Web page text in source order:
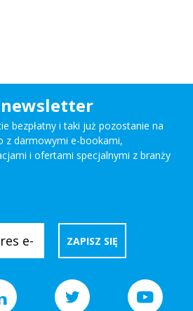
newsletter
bezpłatny i taki już pozostanie na
z darmowymi e-bookami,
i ofertami specjalnymi z branży